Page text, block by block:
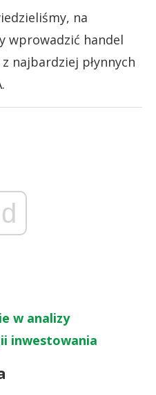
na
wprowadzić handel
najbardziej płynnych
w analizy
inwestowania